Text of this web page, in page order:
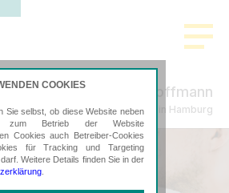
Schmeding & Hoffmann
Steuerberatung in Hamburg
COOKIES
Sie selbst, ob diese Website neben
zum Betrieb der Website
Cookies auch Betreiber-Cookies
für Tracking und Targeting
Weitere Details finden Sie in der